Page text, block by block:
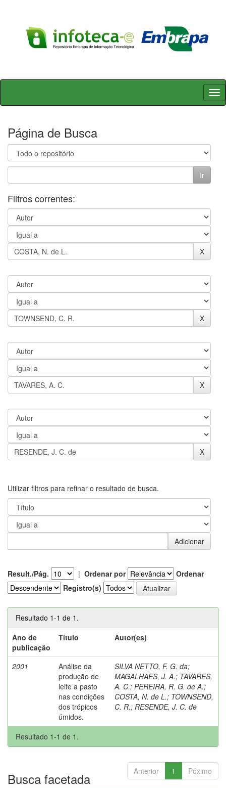
Skip
Página de Busca
Filtros correntes:
Utilizar filtros para refinar o resultado de busca.
Result./Pág. | Ordenar por
Ordenar
Registro(s)
Resultado 1-1 de 1.
Ano de
publicação
Título Autor(es)
2001
Análise da
produção de
leite a pasto
nas condições
dos trópicos
úmidos.
SILVA NETTO, F. G. da;
MAGALHAES, J. A.; TAVARES,
A. C.; PEREIRA, R. G. de A.;
COSTA, N. de L.; TOWNSEND,
C. R.; RESENDE, J. C. de
Resultado 1-1 de 1.
Anterior 1 Póximo
Busca facetada